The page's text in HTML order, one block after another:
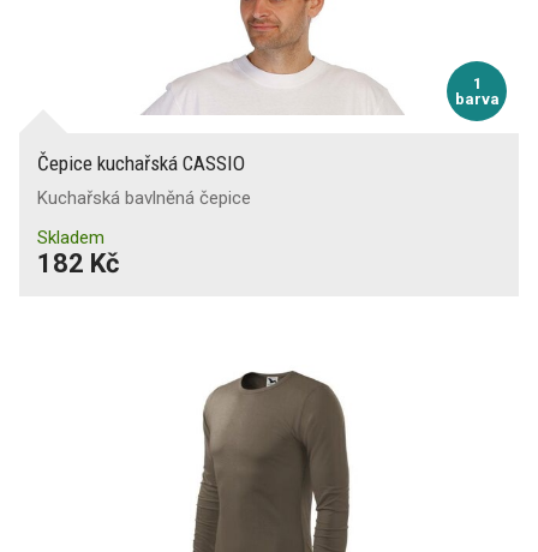
1
barva
Čepice kuchařská CASSIO
Kuchařská bavlněná čepice
Skladem
182 Kč